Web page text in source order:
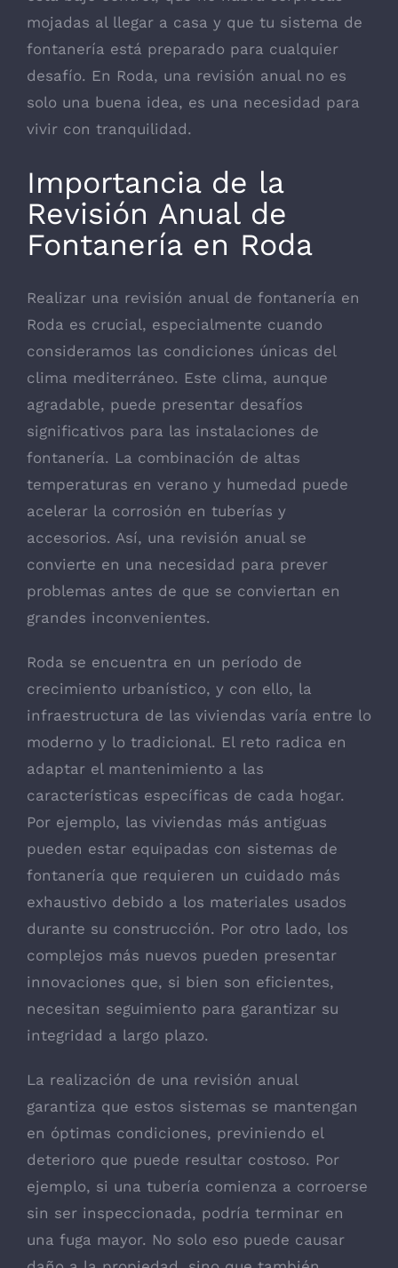
mojadas al llegar a casa y que tu sistema de
fontanería está preparado para cualquier
desafío. En Roda, una revisión anual no es
solo una buena idea, es una necesidad para
vivir con tranquilidad.
Importancia de la
Revisión Anual de
Fontanería en Roda
Realizar una revisión anual de fontanería en
Roda es crucial, especialmente cuando
consideramos las condiciones únicas del
clima mediterráneo. Este clima, aunque
agradable, puede presentar desafíos
significativos para las instalaciones de
fontanería. La combinación de altas
temperaturas en verano y humedad puede
acelerar la corrosión en tuberías y
accesorios. Así, una revisión anual se
convierte en una necesidad para prever
problemas antes de que se conviertan en
grandes inconvenientes.
Roda se encuentra en un período de
crecimiento urbanístico, y con ello, la
infraestructura de las viviendas varía entre lo
moderno y lo tradicional. El reto radica en
adaptar el mantenimiento a las
características específicas de cada hogar.
Por ejemplo, las viviendas más antiguas
pueden estar equipadas con sistemas de
fontanería que requieren un cuidado más
exhaustivo debido a los materiales usados
durante su construcción. Por otro lado, los
complejos más nuevos pueden presentar
innovaciones que, si bien son eficientes,
necesitan seguimiento para garantizar su
integridad a largo plazo.
La realización de una revisión anual
garantiza que estos sistemas se mantengan
en óptimas condiciones, previniendo el
deterioro que puede resultar costoso. Por
ejemplo, si una tubería comienza a corroerse
sin ser inspeccionada, podría terminar en
una fuga mayor. No solo eso puede causar